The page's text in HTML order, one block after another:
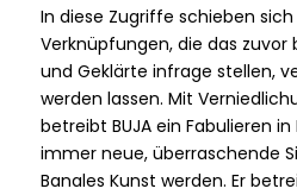
In diese Zugriffe schieben
Verknüpfungen, die das
und Geklärte infrage stellen,
werden lassen. Mit
betreibt BUJA ein Fabulieren
immer neue, überraschende
Banales Kunst werden. Er